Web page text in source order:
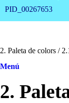
PID_00267653
2. Paleta de colors /
Menú
2.